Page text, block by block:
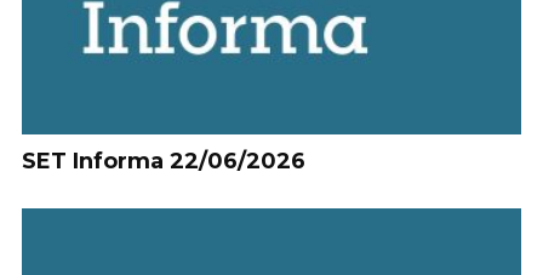
SET Informa 22/06/2026